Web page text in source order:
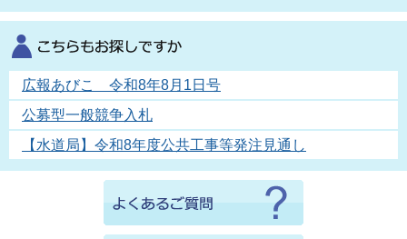
広報あびこ 令和8年8月1日号
公募型一般競争入札
【水道局】令和8年度公共工事等発注見通し